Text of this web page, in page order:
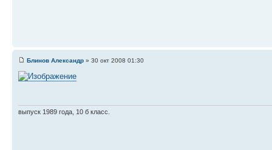
Блинов Александр » 30 окт 2008 01:30
выпуск 1989 года, 10 б класс.